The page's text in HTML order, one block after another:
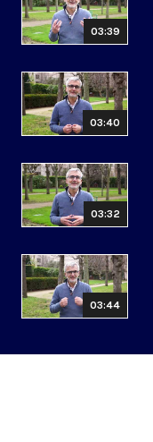
03:39
03:40
03:32
03:44